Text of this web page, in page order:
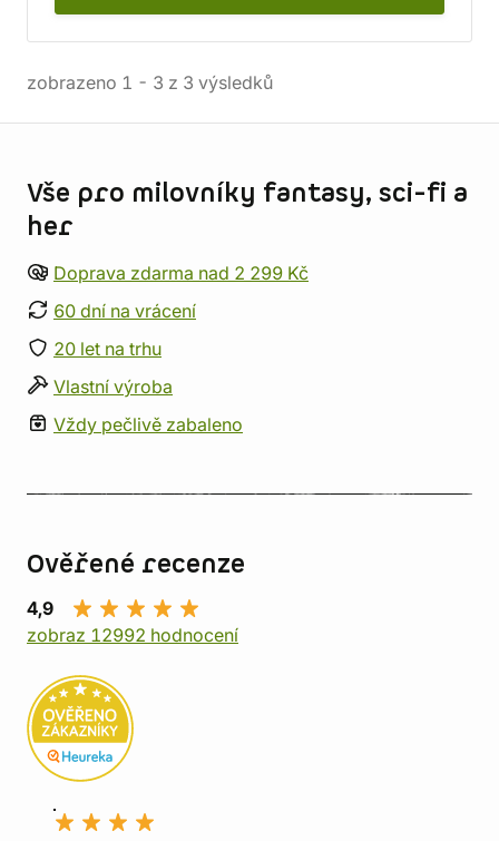
zobrazeno 1 - 3 z 3 výsledků
Vše pro milovníky fantasy, sci-fi a
her
Doprava zdarma nad 2 299 Kč
60 dní na vrácení
20 let na trhu
Vlastní výroba
Vždy pečlivě zabaleno
Ověřené recenze
4,9
zobraz 12992 hodnocení